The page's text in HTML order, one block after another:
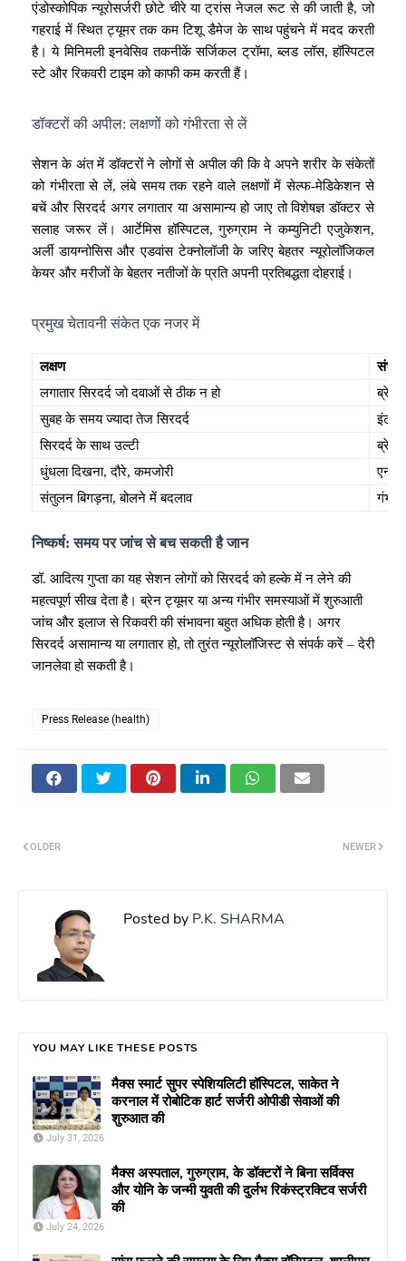
एंडोस्कोपिक न्यूरोसर्जरी छोटे चीरे या ट्रांस नेजल रूट से की जाती है, जो
गहराई में स्थित ट्यूमर तक कम टिशू डैमेज के साथ पहुंचने में मदद करती
है। ये मिनिमली इनवेसिव तकनीकें सर्जिकल ट्रॉमा, ब्लड लॉस, हॉस्पिटल
स्टे और रिकवरी टाइम को काफी कम करती हैं।
डॉक्टरों की अपील: लक्षणों को गंभीरता से लें
सेशन के अंत में डॉक्टरों ने लोगों से अपील की कि वे अपने शरीर के संकेतों
को गंभीरता से लें, लंबे समय तक रहने वाले लक्षणों में सेल्फ-मेडिकेशन से
बचें और सिरदर्द अगर लगातार या असामान्य हो जाए तो विशेषज्ञ डॉक्टर से
सलाह जरूर लें। आर्टेमिस हॉस्पिटल, गुरुग्राम ने कम्युनिटी एजुकेशन,
अर्ली डायग्नोसिस और एडवांस टेक्नोलॉजी के जरिए बेहतर न्यूरोलॉजिकल
केयर और मरीजों के बेहतर नतीजों के प्रति अपनी प्रतिबद्धता दोहराई।
प्रमुख चेतावनी संकेत एक नजर में
लक्षण
लगातार सिरदर्द जो दवाओं से ठीक न हो
ब्रेन
सुबह के समय ज्यादा तेज सिरदर्द
सिरदर्द के साथ उल्टी
ब्रेन
धुंधला दिखना, दौरे, कमजोरी
संतुलन बिगड़ना, बोलने में बदलाव
गंभीर
निष्कर्ष: समय पर जांच से बच सकती है जान
डॉ. आदित्य गुप्ता का यह सेशन लोगों को सिरदर्द को हल्के में न लेने की
महत्वपूर्ण सीख देता है। ब्रेन ट्यूमर या अन्य गंभीर समस्याओं में शुरुआती
जांच और इलाज से रिकवरी की संभावना बहुत अधिक होती है। अगर
सिरदर्द असामान्य या लगातार हो, तो तुरंत न्यूरोलॉजिस्ट से संपर्क करें – देरी
जानलेवा हो सकती है।
Press Release (health)
NEWER
OLDER
Posted by P.K. SHARMA
YOU MAY LIKE THESE POSTS
मैक्स स्मार्ट सुपर स्पेशियलिटी हॉस्पिटल, साकेत ने
करनाल में रोबोटिक हार्ट सर्जरी ओपीडी सेवाओं की
शुरुआत की
July 31, 2026
मैक्स अस्पताल, गुरुग्राम, के डॉक्टरों ने बिना सर्विक्स
और योनि के जन्मी युवती की दुर्लभ रिकंस्ट्रक्टिव सर्जरी
की
July 24, 2026